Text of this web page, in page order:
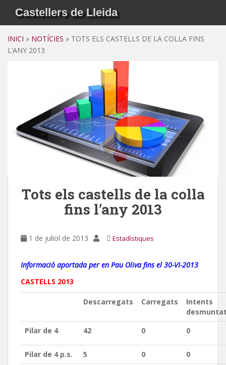
i
Castellers de Lleida
INICI » NOTÍCIES » TOTS ELS CASTELLS DE LA COLLA FINS
L’ANY 2013
Tots els castells de la colla
fins l’any 2013
1 de juliol de 2013 Estadístiques
Informació aportada per en Pau Oliva fins el 30-VI-2013
CASTELLS 2013
Descarregats Carregats
Intents
Pilar de 4
42 0 0
Pilar de 4 p.s. 5 0
0